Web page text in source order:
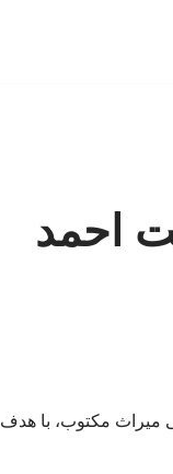
احمد
میراث مکتوب، با هدف